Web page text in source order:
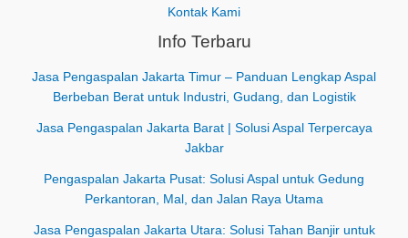
Kontak Kami
Info Terbaru
Jasa Pengaspalan Jakarta Timur – Panduan Lengkap Aspal
Berbeban Berat untuk Industri, Gudang, dan Logistik
Jasa Pengaspalan Jakarta Barat | Solusi Aspal Terpercaya
Jakbar
Pengaspalan Jakarta Pusat: Solusi Aspal untuk Gedung
Perkantoran, Mal, dan Jalan Raya Utama
Jasa Pengaspalan Jakarta Utara: Solusi Tahan Banjir untuk